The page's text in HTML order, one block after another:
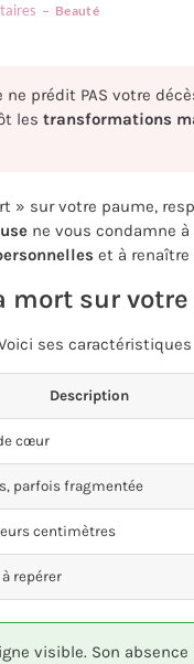
Beauté
ne prédit PAS votre
les transformations
» sur votre paume,
ne vous condamne
et à renaître
sur votre
ses caractéristiques
Description
cœur
parfois fragmentée
centimètres
repérer
visible. Son